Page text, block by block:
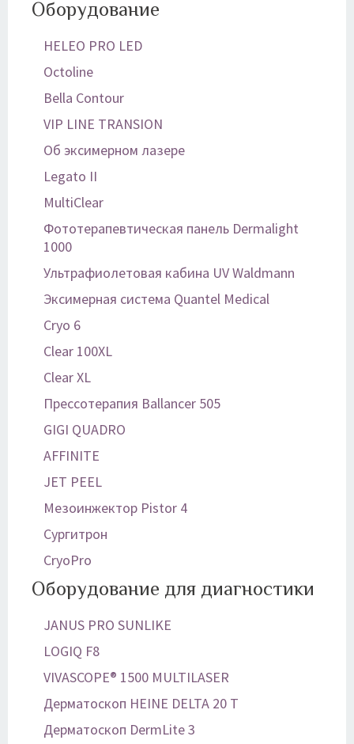
Оборудование
HELEO PRO LED
Octoline
Bella Contour
VIP LINE TRANSION
Об эксимерном лазере
Legato II
MultiClear
Фототерапевтическая панель Dermalight
1000
Ультрафиолетовая кабина UV Waldmann
Эксимерная система Quantel Medical
Cryo 6
Clear 100XL
Clear XL
Прессотерапия Ballancer 505
GIGI QUADRO
AFFINITE
JET PEEL
Мезоинжектор Pistor 4
Сургитрон
CryoPro
Оборудование для диагностики
JANUS PRO SUNLIKE
LOGIQ F8
VIVASCOPE® 1500 MULTILASER
Дерматоскоп HEINE DELTA 20 T
Дерматоскоп DermLite 3